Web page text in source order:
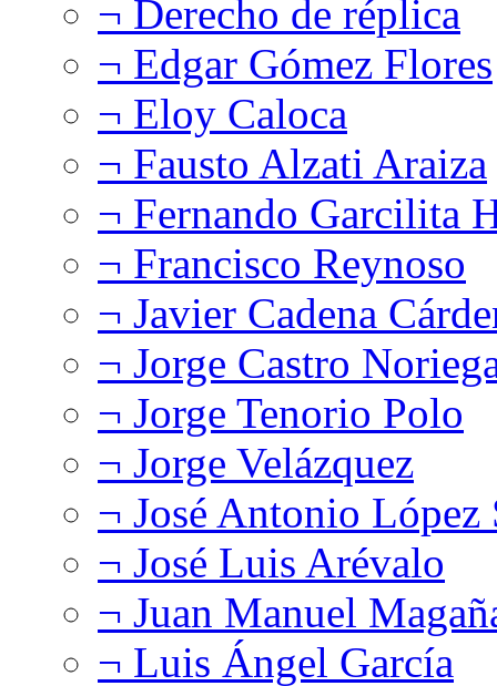
¬ Derecho de réplica
¬ Edgar Gómez Flores
¬ Eloy Caloca
¬ Fausto Alzati Araiza
¬ Fernando Garcilita
¬ Francisco Reynoso
¬ Javier Cadena
¬ Jorge Castro
¬ Jorge Tenorio Polo
¬ Jorge Velázquez
¬ José Antonio López
¬ José Luis Arévalo
¬ Juan Manuel
¬ Luis Ángel García